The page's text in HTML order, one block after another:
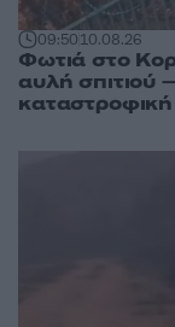
09:5010.08.26
Φωτιά στο
αυλή σπιτιού